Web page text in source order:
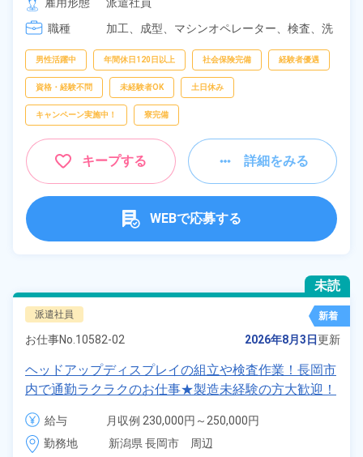
[3] 07:00～16:00
[4] 14:00～23:00
職種
加工、 成型、 マシンオペレーター、 検査、 洗
男性活躍中 年間休日120日以上 社会保険完備 経験者優遇
資格・経験不問 未経験者OK 土日休み
キャンペーン実施中！ 寮完備
キープする 詳細をみる
WEBで応募する
未読
派遣社員 新着
お仕事No. 10582-02 2026年8月3日更新
ヘッドアップディスプレイの組立や検査作業！長岡市
内で通勤ラクラクのお仕事★製造未経験の方大歓迎！
重量物の取り扱い無し！マイカー通勤OK！寮費無料
で初期費用無！赴任旅費会社負担◎社会保険完備！
《新潟県長岡市》
給与
月収例 230,000円～250,000円
時給 1,450円～1,450円
勤務地
新潟県 長岡市　周辺